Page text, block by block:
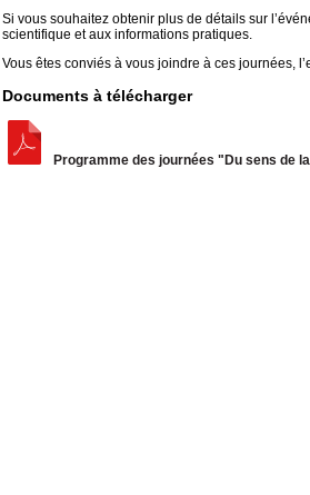
Si vous souhaitez obtenir plus de détails sur
scientifique et aux informations pratiques.
Vous êtes conviés à vous joindre à ces journées,
Documents à télécharger
Programme des journées "Du sens de